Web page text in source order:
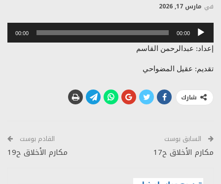
في مارس 17, 2026
مشغل
00:00
00:00
إعداد: عبدالرحمن القاسم
تقديم: عقيل المضواحي
شارك
السابق بوست
مكارم الأخلاق ح17
القادم بوست
مكارم الأخلاق ح19